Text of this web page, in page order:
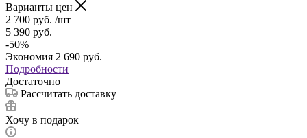
Варианты цен
2 700 руб. /шт
5 390 руб.
-50%
Экономия 2 690 руб.
Подробности
Достаточно
Рассчитать доставку
Хочу в подарок